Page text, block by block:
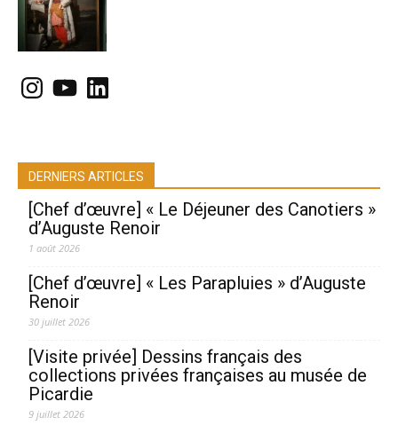
Instagram
YouTubeLinkedIn
DERNIERS ARTICLES
[Chef d’œuvre] « Le Déjeuner des Canotiers »
d’Auguste Renoir
1 août 2026
[Chef d’œuvre] « Les Parapluies » d’Auguste
Renoir
30 juillet 2026
[Visite privée] Dessins français des
collections privées françaises au musée de
Picardie
9 juillet 2026